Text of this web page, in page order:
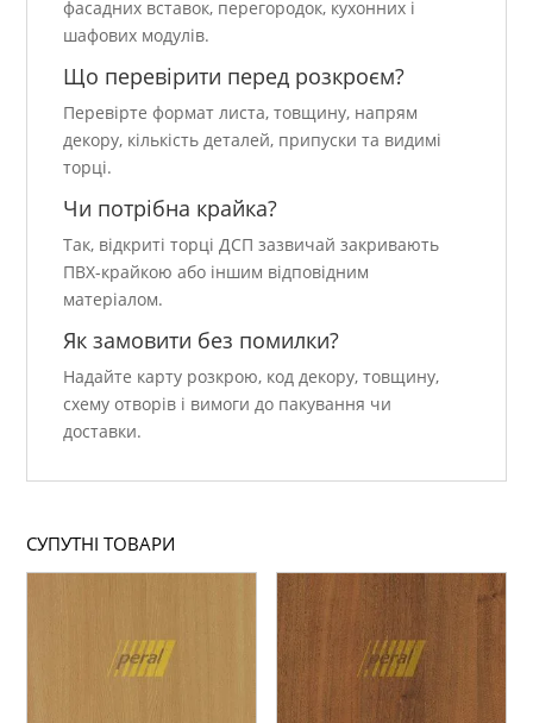
фасадних вставок, перегородок, кухонних і
шафових модулів.
Що перевірити перед розкроєм?
Перевірте формат листа, товщину, напрям
декору, кількість деталей, припуски та видимі
торці.
Чи потрібна крайка?
Так, відкриті торці ДСП зазвичай закривають
ПВХ-крайкою або іншим відповідним
матеріалом.
Як замовити без помилки?
Надайте карту розкрою, код декору, товщину,
схему отворів і вимоги до пакування чи
доставки.
СУПУТНІ ТОВАРИ